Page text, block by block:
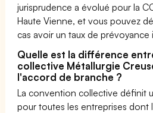
jurisprudence a évolué pour la
Haute Vienne, et vous pouvez
cas avoir un taux de prévoyance
Quelle est la différence
collective Métallurgie
l'accord de branche ?
La convention collective définit
pour toutes les entreprises dont